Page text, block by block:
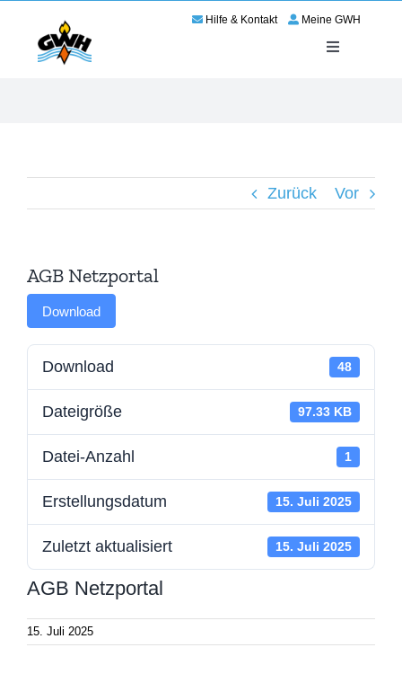
springen
Hilfe & Kontakt Meine GWH
Toggle
Karriere
Zurück Vor
AGB Netzportal
Download
Download 48
Dateigröße 97.33 KB
Datei-Anzahl 1
Erstellungsdatum 15. Juli 2025
Zuletzt aktualisiert 15. Juli 2025
AGB Netzportal
15. Juli 2025